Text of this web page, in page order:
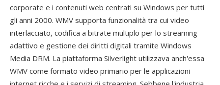
corporate e i contenuti web centrati su Windows per tutti
gli anni 2000. WMV supporta funzionalità tra cui video
interlacciato, codifica a bitrate multiplo per lo streaming
adattivo e gestione dei diritti digitali tramite Windows
Media DRM. La piattaforma Silverlight utilizzava anch'essa
WMV come formato video primario per le applicazioni